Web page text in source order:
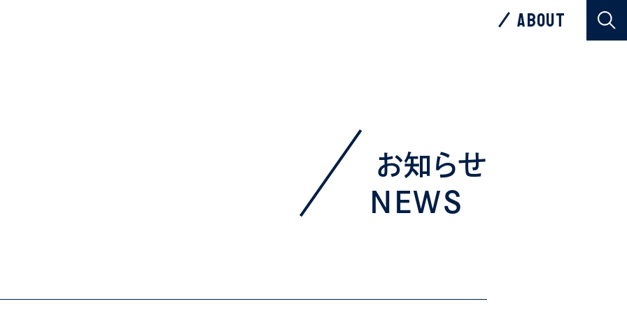
ABOUT
ABOUT
お知らせ
NEWS